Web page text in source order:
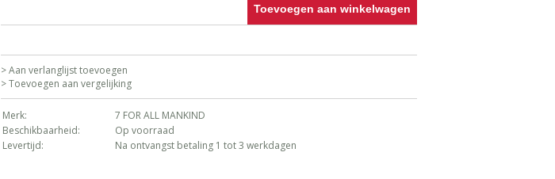
Toevoegen aan winkelwagen
> Aan verlanglijst toevoegen
> Toevoegen aan vergelijking
Merk:
7 FOR ALL MANKIND
Beschikbaarheid:
Op voorraad
Levertijd:
Na ontvangst betaling 1 tot 3 werkdagen